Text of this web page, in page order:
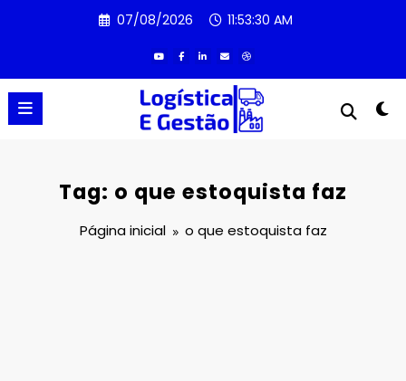
07/08/2026 11:53:30 AM
Tag: o que estoquista faz
Página inicial o que estoquista faz